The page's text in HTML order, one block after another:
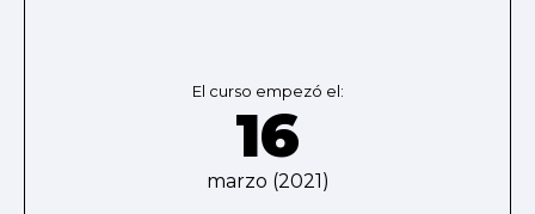
El curso empezó el:
16
marzo (2021)